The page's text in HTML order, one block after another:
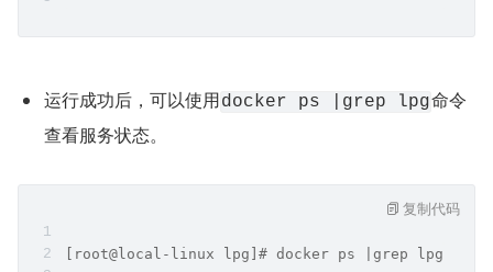
运行成功后，可以使用docker ps |grep lpg命令
查看服务状态。
[root@local-linux lpg]# docker ps |grep lpg
复制代码